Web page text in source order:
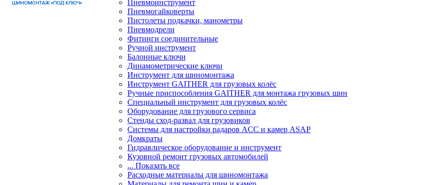
Пневмоинструмент
Пневмогайковерты
Пистолеты подкачки, манометры
Пневмодрели
Фитинги соединительные
Ручной инструмент
Балонные ключи
Динамометрические ключи
Инструмент для шиномонтажа
Инструмент GAITHER для грузовых колёс
Ручные приспособления GAITHER для монтажа грузовых шин
Специальный инструмент для грузовых колёс
Оборудование для грузового сервиса
Стенды сход-развал для грузовиков
Системы для настройки радаров ACC и камер ASAP
Домкраты
Гидравлическое оборудование и инструмент
Кузовной ремонт грузовых автомобилей
... Показать все
Расходные материалы для шиномонтажа